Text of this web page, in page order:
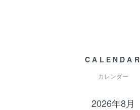
CALENDAR
カレンダー
2026年8月